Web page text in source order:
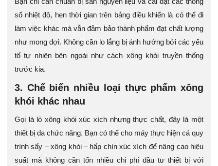
số nhiệt độ, hẹn thời gian trên bảng điều khiển là có thể đi
làm việc khác mà vẫn đảm bảo thành phẩm đạt chất lượng
như mong đợi. Không cần lo lắng bị ảnh hưởng bởi các yếu
tố tự nhiên bên ngoài như cách xông khói truyền thống
trước kia.
3. Chế biến nhiều loại thực phẩm xông
khói khác nhau
Gọi là lò xông khói xúc xích nhưng thực chất, đây là một
thiết bị đa chức năng. Bạn có thể cho máy thực hiện cả quy
trình sấy – xông khói – hấp chín xúc xích để nâng cao hiệu
suất mà không cần tốn nhiều chi phí đầu tư thiết bị với